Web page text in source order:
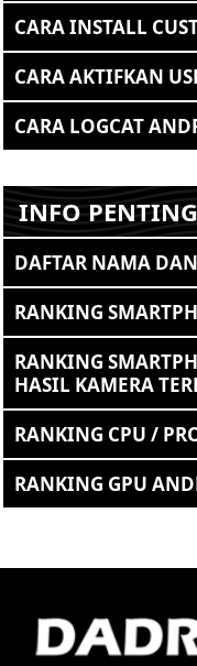
CARA INSTALL
CARA AKTIFKAN
CARA LOGCAT
INFO
DAFTAR NAMA
RANKING
RANKING
HASIL KAMERA
RANKING CPU /
RANKING GPU